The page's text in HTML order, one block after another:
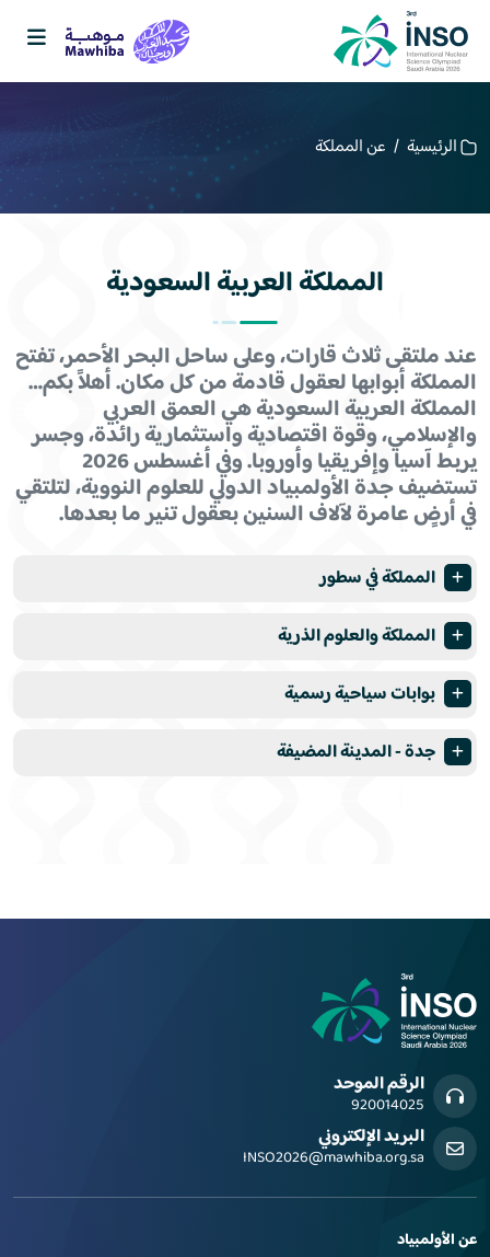
الرئيسية / عن المملكة
المملكة العربية السعودية
عند ملتقى ثلاث قارات، وعلى ساحل البحر الأحمر، تفتح
المملكة أبوابها لعقول قادمة من كل مكان. أهلاً بكم…
المملكة العربية السعودية هي العمق العربي
والإسلامي، وقوة اقتصادية واستثمارية رائدة، وجسر
يربط آسيا وإفريقيا وأوروبا. وفي أغسطس 2026
تستضيف جدة الأولمبياد الدولي للعلوم النووية، لتلتقي
في أرضٍ عامرة لآلاف السنين بعقول تنير ما بعدها.
المملكة في سطور
المملكة والعلوم الذرية
بوابات سياحية رسمية
جدة - المدينة المضيفة
الرقم الموحد
920014025
البريد الإلكتروني
INSO2026@mawhiba.org.sa
عن الأولمبياد